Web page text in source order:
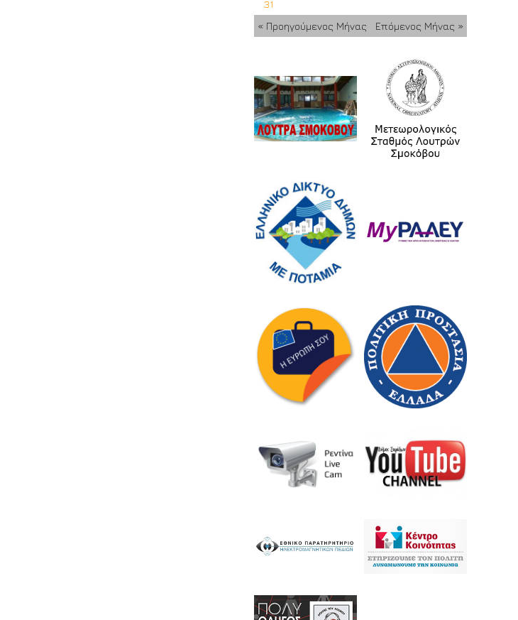
31
« Προηγούμενος Μήνας
Επόμενος Μήνας »